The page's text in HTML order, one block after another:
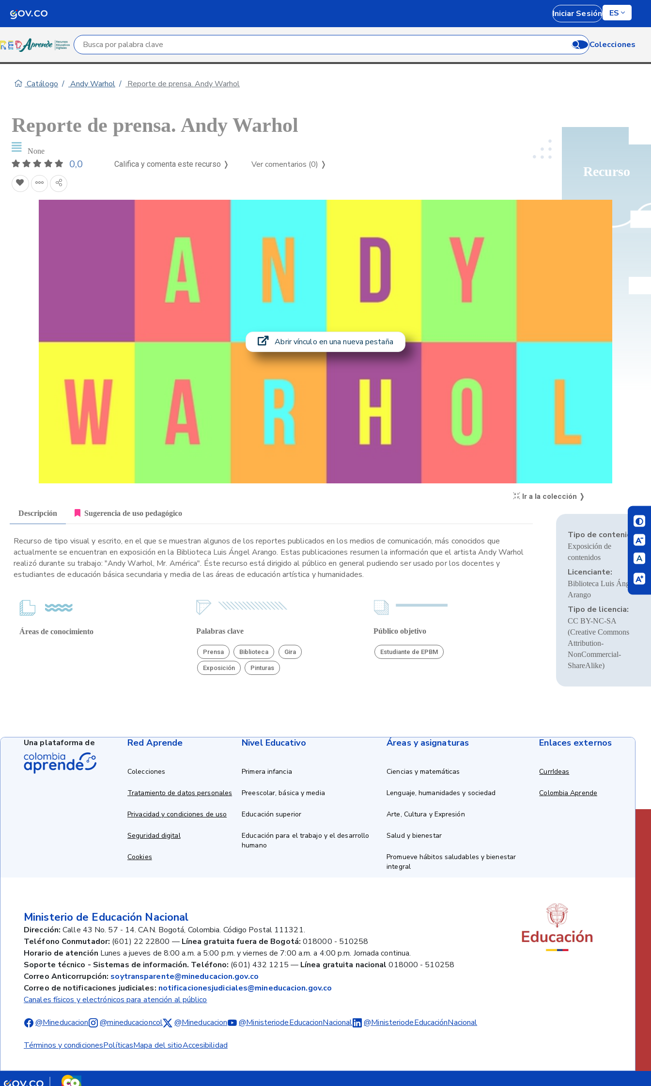
Iniciar Sesión ES
Campo de búsqueda por palabra clave Colecciones
Catálogo Andy Warhol Reporte de prensa. Andy Warhol
Recurso
Reporte de prensa. Andy Warhol
None
0,0 Califica y comenta este recurso ❭ Ver comentarios (0) ❭
Abrir vínculo en una nueva pestaña
Ir a la colección ❭
Descripción Sugerencia de uso pedagógico
Recurso de tipo visual y escrito, en el que se muestran algunos de los reportes publicados en los medios de comunicación, más conocidos que
actualmente se encuentran en exposición en la Biblioteca Luis Ángel Arango. Estas publicaciones resumen la información que el artista Andy Warhol
realizó durante su trabajo: "Andy Warhol, Mr. América". Éste recurso está dirigido al público en general pudiendo ser usado por los docentes y
estudiantes de educación básica secundaria y media de las áreas de educación artística y humanidades.
Áreas de conocimiento Palabras clave
Prensa Biblioteca Gira
Exposición Pinturas
Público objetivo
Estudiante de EPBM
Tipo de contenido:
Exposición de
contenidos
Licenciante:
Biblioteca Luis Ángel
Arango
Tipo de licencia:
CC BY-NC-SA
(Creative Commons
Attribution-
NonCommercial-
ShareAlike)
Red Aprende
Colecciones
Tratamiento de datos personales
Privacidad y condiciones de uso
Seguridad digital
Cookies
Nivel Educativo
Primera infancia
Preescolar, básica y media
Educación superior
Educación para el trabajo y el desarrollo
humano
Áreas y asignaturas
Ciencias y matemáticas
Lenguaje, humanidades y sociedad
Arte, Cultura y Expresión
Salud y bienestar
Promueve hábitos saludables y bienestar
integral
Enlaces externos
CurrIdeas
Colombia Aprende
Ministerio de Educación Nacional
Dirección: Calle 43 No. 57 - 14. CAN. Bogotá, Colombia. Código Postal 111321.
Teléfono Conmutador: (601) 22 22800 — Línea gratuita fuera de Bogotá: 018000 - 510258
Horario de atención Lunes a jueves de 8:00 a.m. a 5:00 p.m. y viernes de 7:00 a.m. a 4:00 p.m. Jornada continua.
Soporte técnico - Sistemas de información. Teléfono: (601) 432 1215 — Línea gratuita nacional 018000 - 510258
Correo Anticorrupción: soytransparente@mineducacion.gov.co
Correo de notificaciones judiciales: notificacionesjudiciales@mineducacion.gov.co
Canales físicos y electrónicos para atención al público
@Mineducacion @mineducacioncol @Mineducacion @MinisteriodeEducacionNacional @MinisteriodeEducaciónNacional
Términos y condicionesPolíticasMapa del sitioAccesibilidad
Una plataforma de